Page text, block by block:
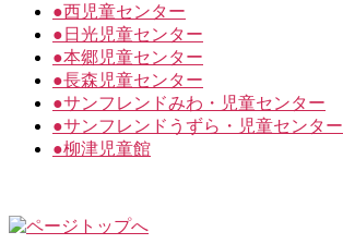
●西児童センター
● 日光児童センター
●本郷児童センター
●長森児童センター
●サンフレンドみわ・児童センター
●サンフレンドうずら・児童センター
●柳津児童館